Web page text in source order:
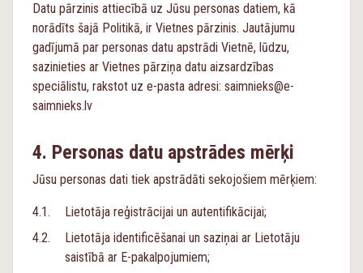
Datu pārzinis attiecībā uz Jūsu personas datiem, kā
norādīts šajā Politikā, ir Vietnes pārzinis. Jautājumu
gadījumā par personas datu apstrādi Vietnē, lūdzu,
sazinieties ar Vietnes pārziņa datu aizsardzības
speciālistu, rakstot uz e-pasta adresi: saimnieks@e-
saimnieks.lv
Personas datu apstrādes mērķi
Jūsu personas dati tiek apstrādāti sekojošiem mērķiem:
Lietotāja reģistrācijai un autentifikācijai;
Lietotāja identificēšanai un saziņai ar Lietotāju
saistībā ar E-pakalpojumiem;